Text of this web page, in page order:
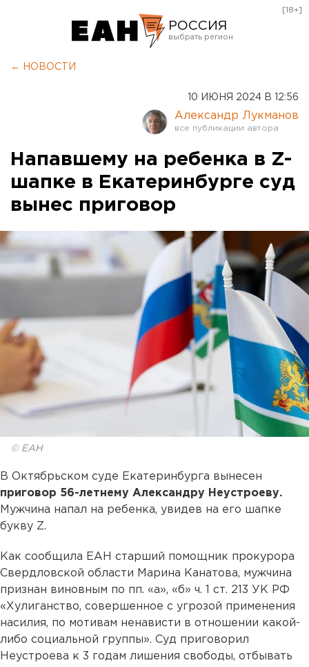
РОССИЯ
Оренбург
[18+]
← НОВОСТИ
10 ИЮНЯ 2024 В 12:56
Александр Лукманов
Напавшему на ребенка в Z-
шапке в Екатеринбурге суд
вынес приговор
© ЕАН
В Октябрьском суде Екатеринбурга вынесен
приговор 56-летнему Александру Неустроеву.
Мужчина напал на ребенка, увидев на его шапке
букву Z.
Как сообщила ЕАН старший помощник прокурора
Свердловской области Марина Канатова, мужчина
признан виновным по пп. «а», «б» ч. 1 ст. 213 УК РФ
«Хулиганство, совершенное с угрозой применения
насилия, по мотивам ненависти в отношении какой-
либо социальной группы». Суд приговорил
Неустроева к 3 годам лишения свободы, отбывать